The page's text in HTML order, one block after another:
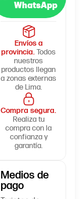
WhatsApp
Envíos a
provincia.Todos
nuestros
productos llegan
a zonas externas
de Lima.
Compra segura.
Realiza tu
compra con la
confianza y
garantía.
Medios de
pago